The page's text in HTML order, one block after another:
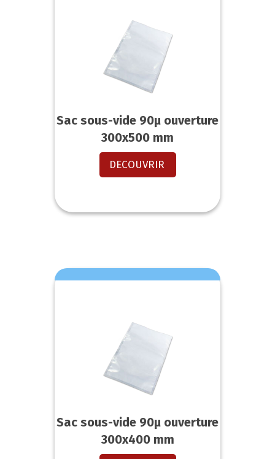
Sac sous-vide 90µ ouverture
300x500 mm
DECOUVRIR
Sac sous-vide 90µ ouverture
300x400 mm